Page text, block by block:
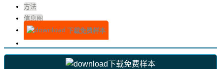
方法
信息图
下载免费样本
下载免费样本